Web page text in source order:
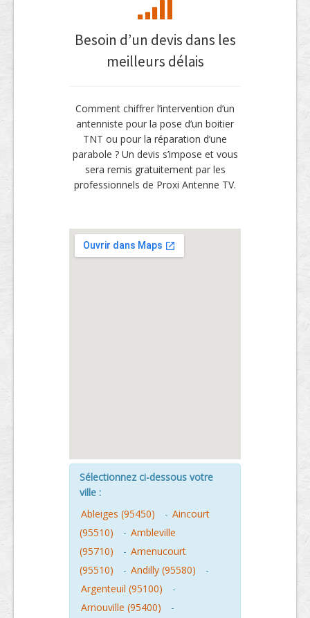
Besoin d’un devis dans les
meilleurs délais
Comment chiffrer l’intervention d’un
antenniste pour la pose d’un boitier
TNT ou pour la réparation d’une
parabole ? Un devis s’impose et vous
sera remis gratuitement par les
professionnels de Proxi Antenne TV.
Sélectionnez ci-dessous votre
ville :
Ableiges (95450)
- Aincourt
(95510)
- Ambleville
(95710)
- Amenucourt
(95510)
- Andilly (95580)
-
Argenteuil (95100)
-
Arnouville (95400)
-